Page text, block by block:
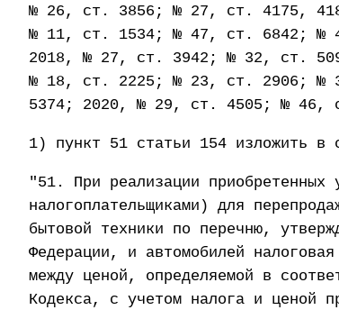
№ 26, ст. 3856; № 27, ст. 4175,
№ 11, ст. 1534; № 47, ст. 6842; №
2018, № 27, ст. 3942; № 32, ст.
№ 18, ст. 2225; № 23, ст. 2906; №
5374; 2020, № 29, ст. 4505; № 46,
1) пункт 51 статьи 154 изложить в
"51. При реализации приобретенных
налогоплательщиками) для
бытовой техники по перечню,
Федерации, и автомобилей
между ценой, определяемой в
Кодекса, с учетом налога и ценой